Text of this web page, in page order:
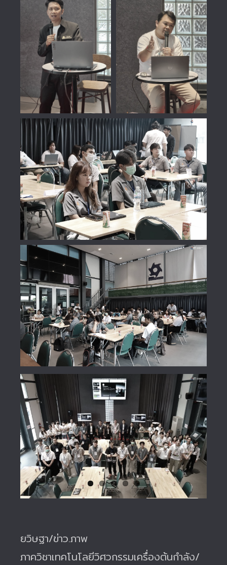
ยวิษฐา/ข่าว.ภาพ
ภาควิชาเทคโนโลยีวิศวกรรมเครื่องต้นกำลัง/